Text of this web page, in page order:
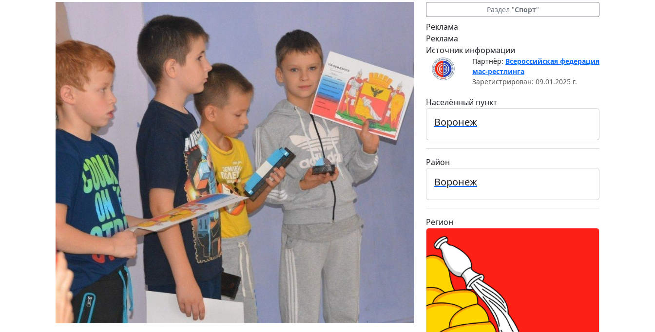
Раздел "Спорт"
Реклама
Реклама
Источник информации
Партнёр: Всероссийская федерация
мас-рестлинга
Зарегистрирован: 09.01.2025 г.
Населённый пункт
Воронеж
Район
Воронеж
Регион